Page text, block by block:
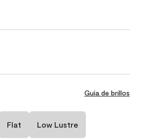
Guía de brillos
Flat Low Lustre